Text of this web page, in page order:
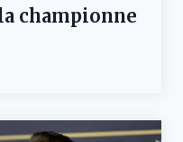
championne